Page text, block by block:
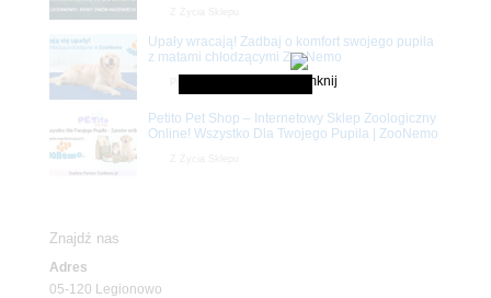
Upały wracają! Zadbaj o komfort swojego pupila
z matami chłodzącymi ZooNemo
Petito Pet Shop – Internetowy Sklep Zoologiczny
Online! Wszystko Dla Twojego Pupila | ZooNemo
Znajdź nas
Adres
05-120 Legionowo